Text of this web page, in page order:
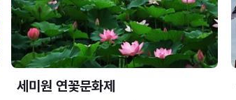
세미원 연꽃문화제